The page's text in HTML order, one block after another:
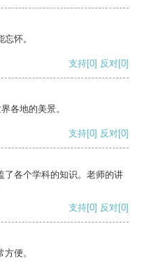
怀。
支持[0] 反对[0]
各地的美景。
支持[0] 反对[0]
了各个学科的知识。老师的讲
支持[0] 反对[0]
便。